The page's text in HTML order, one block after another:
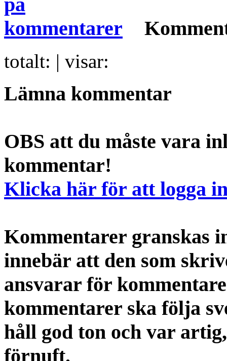
totalt: | visar:
Lämna kommentar
OBS att du måste vara
kommentar!
Klicka här för att logga
Kommentarer granskas
innebär att den som
ansvarar för
kommentarer ska följa
håll god ton och var
förnuft.